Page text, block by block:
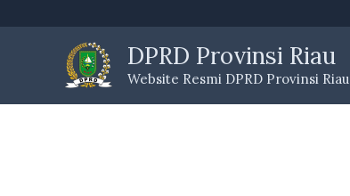
DPRD Provinsi Riau
Website Resmi DPRD Provinsi Riau